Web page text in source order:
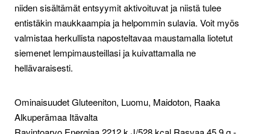
niiden sisältämät entsyymit aktivoituvat ja niistä tulee
entistäkin maukkaampia ja helpommin sulavia. Voit myös
valmistaa herkullista naposteltavaa maustamalla liotetut
siemenet lempimausteillasi ja kuivattamalla ne
hellävaraisesti.
Ominaisuudet Gluteeniton, Luomu, Maidoton, Raaka
Alkuperämaa Itävalta